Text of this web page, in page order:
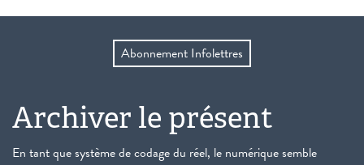
Abonnement Infolettres
Archiver le présent
En tant que système de codage du réel, le numérique semble